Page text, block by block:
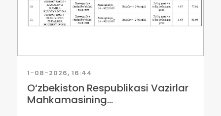
1-08-2026, 16:44
O‘zbekiston Respublikasi Vazirlar
Mahkamasining...